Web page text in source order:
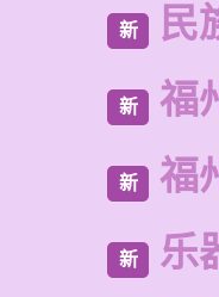
新 民
新 福
新 福
新 乐